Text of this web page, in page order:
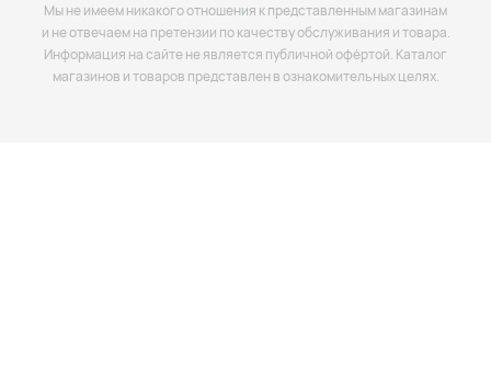
Мы не имеем никакого отношения к представленным магазинам
и не отвечаем на претензии по качеству обслуживания и товара.
Информация на сайте не является публичной офёртой. Каталог
магазинов и товаров представлен в ознакомительных целях.